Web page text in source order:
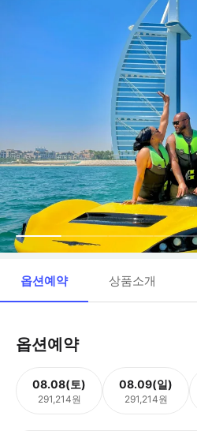
옵션예약 상품소개
옵션예약
08.08(토)
291,214원
08.09(일)
291,214원